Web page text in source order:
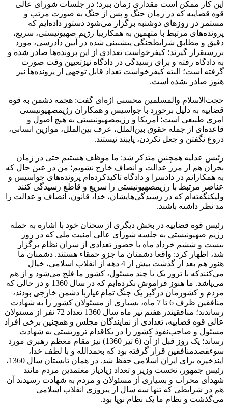
این کار ممکن است مقداری زمان ببرد؛ در جلسات شورای عالی
قوه قضاییه که در زمان جنگ و پس از جنگ به صورت مرتب و
مستمر در روزهای دوشنبه برگزار می‌شود دستور داده‌ایم که
پرونده‌های مرتبط با متهمین به همکاریبا رژیم صهیونیستی، سریع،
دقیق و مطابق شرایطجنگی پیشبینی شده در آیین دادرسی، مورد
بررسیقرار گیرند؛ کیفرخواست تعدادی از این پرونده‌ها صادر شده و
به دادگاه رفته و برای رسیدگی در دادگاه نیزتعیین وقت صورت
گرفته است؛ البته کیفرخواست تعداد قابل توجهی از پرونده‌ها نیز
هنوز صادر نشده است.
حجت‌الاسلام والمسلمین محسنی اژه‌ای گفت: هجمه دشمن به قوه
قضاییه به دلیل برخورد با جواسیس و همکاران رژیمصهیونیستی
امری طبیعی است؛ آمریکا و رژیمصهیونیستی به هیچ اصول و
قاعده‌ای از جمله حقوق بین‌الملل، عرف بین‌الملل، موازین انسانی،
دروغ نگفتن و جعل نکردن، پایبند نیستند.
رئیس عدلیه همچنین متذکر شد: ما موظف هستیم حتی در زمان
بحران هم از مرز عدالت و انصاف خارج نشویم؛ من در عین حال که
به همکارانم در دادسرا و دادگاه تاکیدکرده‌ام پرونده‌های جواسیس و
عناصر مرتبط با رژیمصهیونیستی را سریع و قاطع رسیدگی کنند
ولیکنگفته‌ام که در رسیدگی‌هایشان، خدا، قانون، انصاف و عدالت را
مد نظر داشته باشند.
رئیس قوه قضاییه در بخش دیگری از سخنان خود با اشاره به حمله
رژیم صهیونیستی به جلسه شورای عالی امنیت ملی که در روز
بیست و ششم خرداد ماه با حضور تعدادی از سران نظام برگزار
شد، اظهار کرد: واقعا دشمنان ما جزو حمقاء هستند. دشمنان ما
هنوز هم بعد از گذشت بیش از 4 دهه از انقلاب اسلامی، خیال
می‌کنندکه با ترور یک یا چند مسئول، کشور ما فلج می‌شود و از هم
می‌پاشد. ما هنوز فراموش نکرده‌ایم که در سال 1360 و در حالی که
مردم و کشورمان درگیر یک جنگ تمام‌عیاربا دشمن خارجی بودند،
منافقین ظرف 6 تا 7 ماه، بسیاری از مسئولان کشور را به شهادت
رساندند؛ منافقیندر هفتم تیر ماه سال 1360 تعداد 72 نفر از مسئولان
عالی قوه قضاییه، تعدادی از نمایندگان مجلس و همچنین برخی افراد
مسئول و صاحب‌نفوذ کشور را در یکاقدام تروریستی به شهادت
رساند؛ یک روز قبل از آن (6 تیر 1360) نیز مقام معظم رهبری مورد
سوء‍قصدمنافقین قرار گرفته بود که بحمدالله و با لطف خدا،
اینذخیره برای ایران اسلامی حفظ شد. در همان تابستان سال 1360،
رئیس جمهور، نخست وزیر و تعداد زیادیاز معتمدین مردم مانند
شهدای محراب و بسیاری از مسئولان و مردم به شهادت رسیدند آن
هم در شرایطی که تنها سه سال از پیروزی انقلاب اسلامی
می‌گذشت و نظام ما یک نظام نوپا بود.